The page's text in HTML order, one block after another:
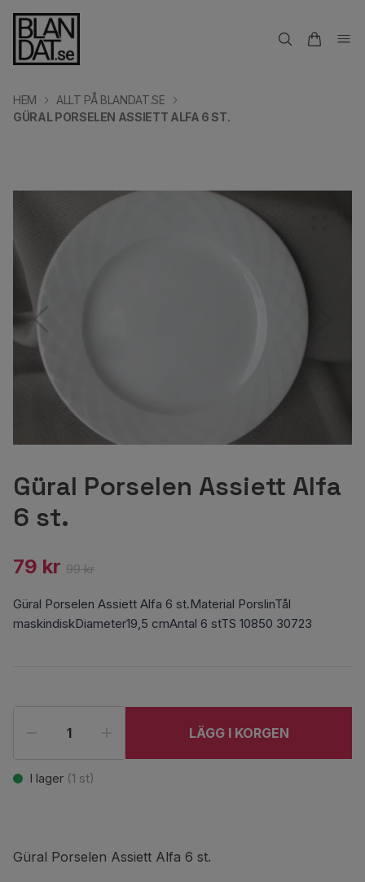
HEM
ALLT PÅ BLANDAT.SE
GÜRAL PORSELEN ASSIETT ALFA 6 ST.
Güral Porselen Assiett Alfa
6 st.
79 kr 99 kr
Güral Porselen Assiett Alfa 6 st.Material PorslinTål
maskindiskDiameter19,5 cmAntal 6 stTS 10850 30723
LÄGG I KORGEN
I lager (1 st)
Güral Porselen Assiett Alfa 6 st.